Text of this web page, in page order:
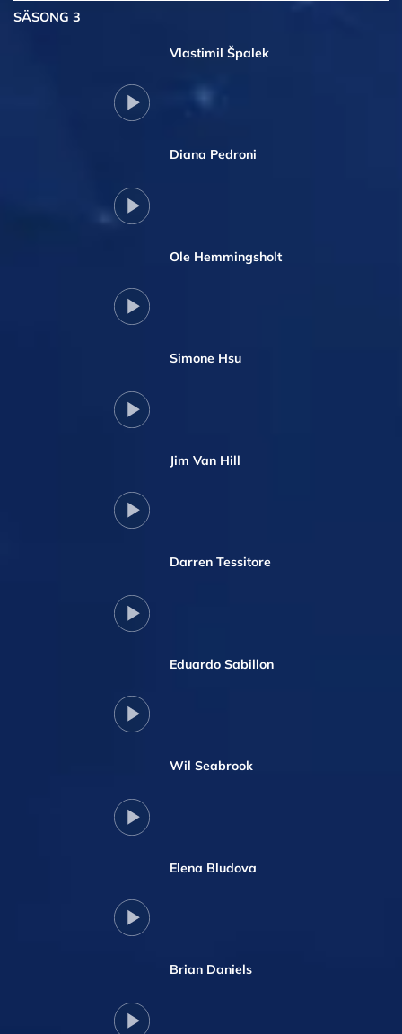
SÄSONG 3
Vlastimil Špalek
Diana Pedroni
Ole Hemmingsholt
Simone Hsu
Jim Van Hill
Darren Tessitore
Eduardo Sabillon
Wil Seabrook
Elena Bludova
Brian Daniels